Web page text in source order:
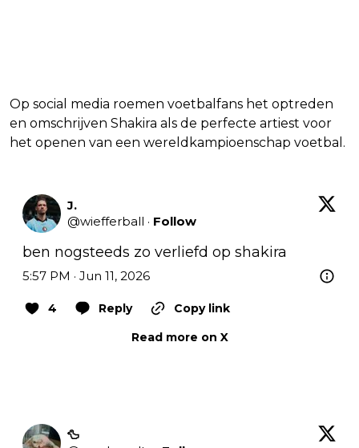
Op social media roemen voetbalfans het optreden
en omschrijven Shakira als de perfecte artiest voor
het openen van een wereldkampioenschap voetbal.
J.
@wiefferball · Follow
ben nogsteeds zo verliefd op shakira
5:57 PM · Jun 11, 2026
4 Reply
Copy link
Read more on X
🦆